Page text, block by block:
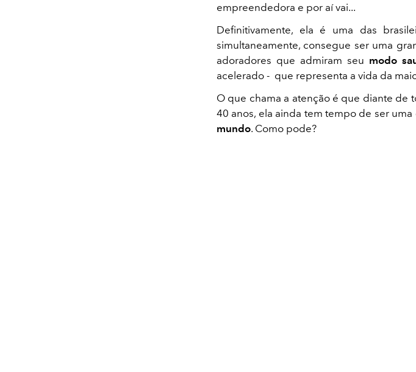
empreendedora e por aí vai...
Definitivamente, ela é uma das
simultaneamente, consegue ser uma
adoradores que admiram seu modo
acelerado - que representa a vida da
O que chama a atenção é que diante de
40 anos, ela ainda tem tempo de ser uma
mundo. Como pode?